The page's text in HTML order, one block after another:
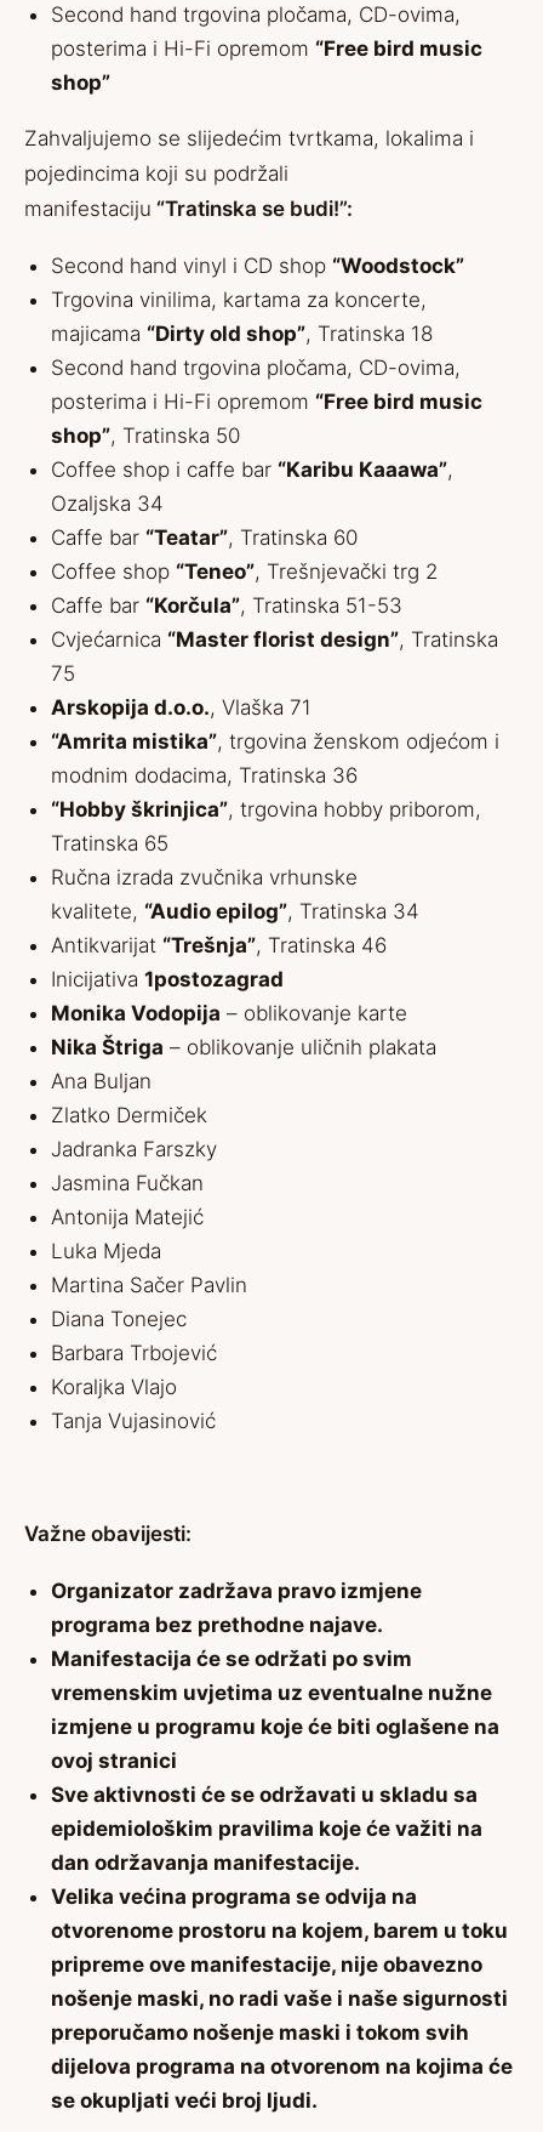
Second hand trgovina pločama, CD-ovima,
posterima i Hi-Fi opremom “Free bird music
shop”
Zahvaljujemo se slijedećim tvrtkama, lokalima i
pojedincima koji su podržali
manifestaciju “Tratinska se budi!”:
Second hand vinyl i CD shop “Woodstock”
Trgovina vinilima, kartama za koncerte,
majicama “Dirty old shop”, Tratinska 18
Second hand trgovina pločama, CD-ovima,
posterima i Hi-Fi opremom “Free bird music
shop”, Tratinska 50
Coffee shop i caffe bar “Karibu Kaaawa”,
Ozaljska 34
Caffe bar “Teatar”, Tratinska 60
Coffee shop “Teneo”, Trešnjevački trg 2
Caffe bar “Korčula”, Tratinska 51-53
Cvjećarnica “Master florist design”, Tratinska
75
Arskopija d.o.o., Vlaška 71
“Amrita mistika”, trgovina ženskom odjećom i
modnim dodacima, Tratinska 36
“Hobby škrinjica”, trgovina hobby priborom,
Tratinska 65
Ručna izrada zvučnika vrhunske
kvalitete, “Audio epilog”, Tratinska 34
Antikvarijat “Trešnja”, Tratinska 46
Inicijativa 1postozagrad
Monika Vodopija – oblikovanje karte
Nika Štriga – oblikovanje uličnih plakata
Ana Buljan
Zlatko Dermiček
Jadranka Farszky
Jasmina Fučkan
Antonija Matejić
Luka Mjeda
Martina Sačer Pavlin
Diana Tonejec
Barbara Trbojević
Koraljka Vlajo
Tanja Vujasinović
Važne obavijesti:
Organizator zadržava pravo izmjene
programa bez prethodne najave.
Manifestacija će se održati po svim
vremenskim uvjetima uz eventualne nužne
izmjene u programu koje će biti oglašene na
ovoj stranici
Sve aktivnosti će se održavati u skladu sa
epidemiološkim pravilima koje će važiti na
dan održavanja manifestacije.
Velika većina programa se odvija na
otvorenome prostoru na kojem, barem u toku
pripreme ove manifestacije, nije obavezno
nošenje maski, no radi vaše i naše sigurnosti
preporučamo nošenje maski i tokom svih
dijelova programa na otvorenom na kojima će
se okupljati veći broj ljudi.